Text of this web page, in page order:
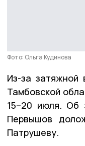
Фото: Ольга Кудинова
Из-за затяжной
Тамбовской
15–20 июля. Об
Первышов
Патрушеву.